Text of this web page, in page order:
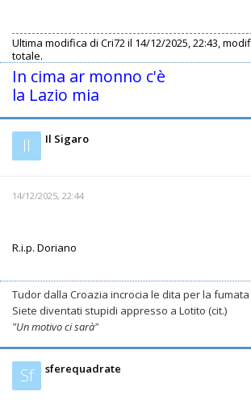
Ultima modifica di Cri72 il 14/12/2025, 22:43,
totale.
In cima ar monno c'è
la Lazio mia
Il Il Sigaro
14/12/2025, 22:44
R.i.p. Doriano
Tudor dalla Croazia incrocia le dita per la fumata
Siete diventati stupidi appresso a Lotito (cit.)
"Un motivo ci sarà"
Sf sferequadrate